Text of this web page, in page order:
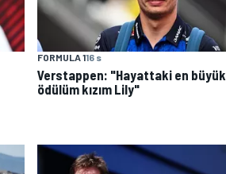
FORMULA 116 s
Verstappen: "Hayattaki en büyük
ödülüm kızım Lily"